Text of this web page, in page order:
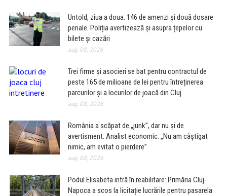
Untold, ziua a doua: 146 de amenzi și două dosare
penale. Poliția avertizează și asupra țepelor cu
bilete și cazări
aug. 08, 2026
Trei firme și asocieri se bat pentru contractul de
peste 165 de milioane de lei pentru întreținerea
parcurilor și a locurilor de joacă din Cluj
aug. 08, 2026
România a scăpat de „junk”, dar nu și de
avertisment. Analist economic: „Nu am câștigat
nimic, am evitat o pierdere”
aug. 08, 2026
Podul Elisabeta intră în reabilitare: Primăria Cluj-
Napoca a scos la licitație lucrările pentru pasarela